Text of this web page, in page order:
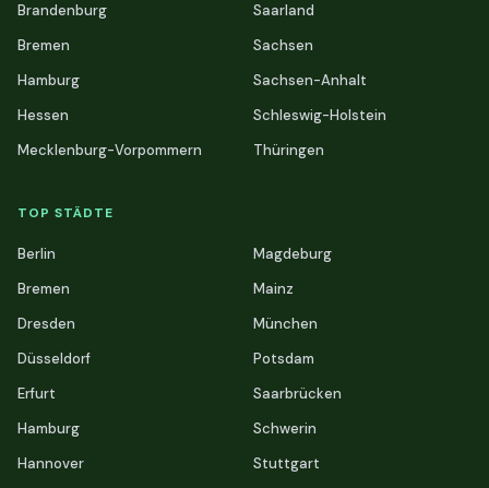
Brandenburg
Bremen
Hamburg
Hessen
Mecklenburg-Vorpommern
Saarland
Sachsen
Sachsen-Anhalt
Schleswig-Holstein
Thüringen
TOP STÄDTE
Berlin
Bremen
Dresden
Düsseldorf
Erfurt
Hamburg
Hannover
Magdeburg
Mainz
München
Potsdam
Saarbrücken
Schwerin
Stuttgart